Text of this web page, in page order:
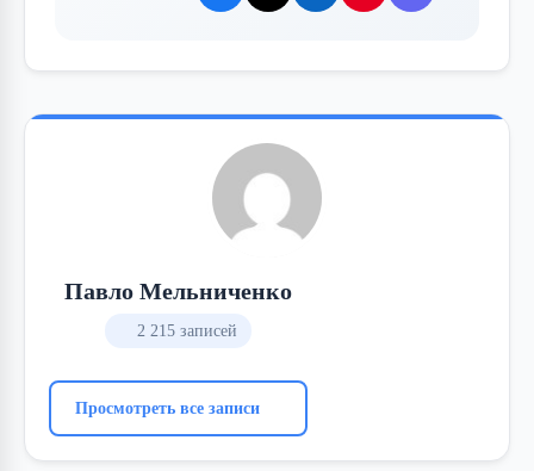
Павло Мельниченко
2 215 записей
Просмотреть все записи